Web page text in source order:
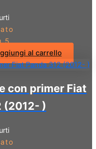
5
al carrello
con primer Fiat
(2012- )